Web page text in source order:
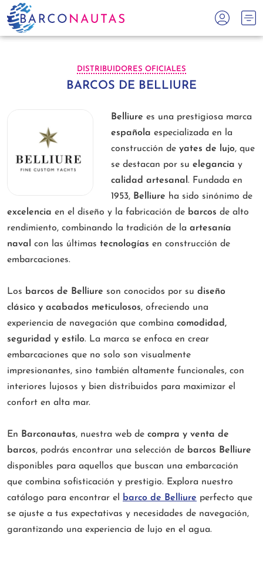
DISTRIBUIDORES OFICIALES
BARCOS DE BELLIURE
Belliure es una prestigiosa marca
española especializada en la
construcción de yates de lujo, que
se destacan por su elegancia y
calidad artesanal . Fundada en
1953, Belliure ha sido sinónimo de
excelencia en el diseño y la fabricación de barcos de alto
rendimiento, combinando la tradición de la artesanía
naval
con las últimas tecnologías en construcción de
embarcaciones.
Los barcos de Belliure son conocidos por su diseño
clásico y acabados meticulosos, ofreciendo una
experiencia de navegación que combina comodidad,
seguridad y estilo. La marca se enfoca en crear
embarcaciones que no solo son visualmente
impresionantes, sino también altamente funcionales, con
interiores lujosos y bien distribuidos para maximizar el
confort en alta mar.
En Barconautas, nuestra web de compra y venta de
barcos, podrás encontrar una selección de barcos Belliure
disponibles para aquellos que buscan una embarcación
que combina sofisticación y prestigio. Explora nuestro
catálogo para encontrar el
barco de Belliure perfecto que
se ajuste a tus expectativas y necesidades de navegación,
garantizando una experiencia de lujo en el agua.